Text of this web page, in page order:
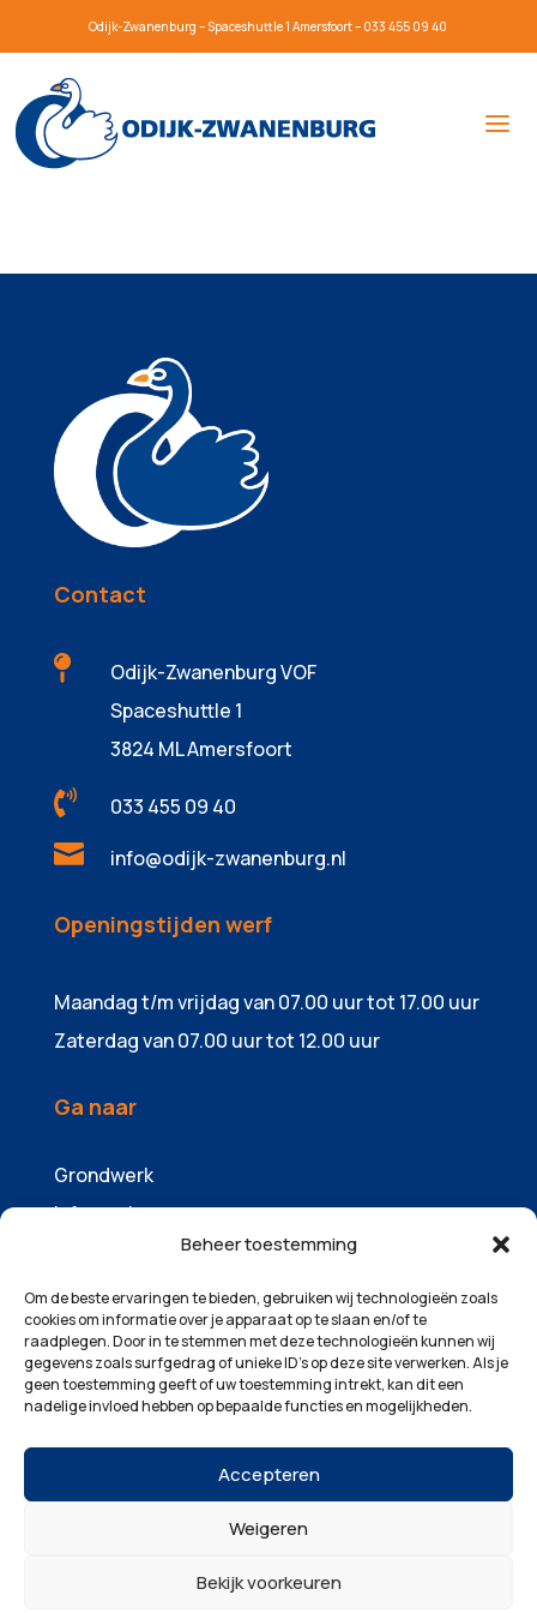
Beheer toestemming
Om de beste ervaringen te bieden, gebruiken wij technologieën zoals
cookies om informatie over je apparaat op te slaan en/of te
raadplegen. Door in te stemmen met deze technologieën kunnen wij
gegevens zoals surfgedrag of unieke ID's op deze site verwerken. Als je
geen toestemming geeft of uw toestemming intrekt, kan dit een
nadelige invloed hebben op bepaalde functies en mogelijkheden.
Accepteren
Weigeren
Bekijk voorkeuren
Odijk-Zwanenburg – Spaceshuttle 1 Amersfoort – 033 455 09 40
Contact

Odijk-Zwanenburg VOF
Spaceshuttle 1
3824 ML Amersfoort
 033 455 09 40
 info@odijk-zwanenburg.nl
Openingstijden werf
Maandag t/m vrijdag van 07.00 uur tot 17.00 uur
Zaterdag van 07.00 uur tot 12.00 uur
Ga naar
Grondwerk
Infrawerk
Containers & zandhandel
Machinepark
Over ons
Projecten
Contact
© 2025 Odijk-Zwanenburg VOF | Realisatie: